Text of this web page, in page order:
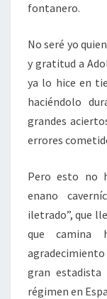
fontanero.
No seré yo
y gratitud a
ya lo hice en
haciéndolo
grandes
errores
Pero esto no
enano
iletrado”, que
que camina
gran
régimen en